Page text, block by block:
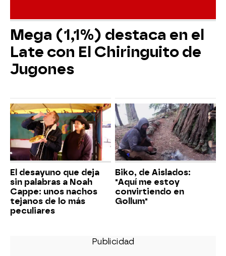
Mega (1,1%) destaca en el
Late con El Chiringuito de
Jugones
El desayuno que deja
sin palabras a Noah
Cappe: unos nachos
tejanos de lo más
peculiares
Biko, de Aislados:
"Aquí me estoy
convirtiendo en
Gollum"